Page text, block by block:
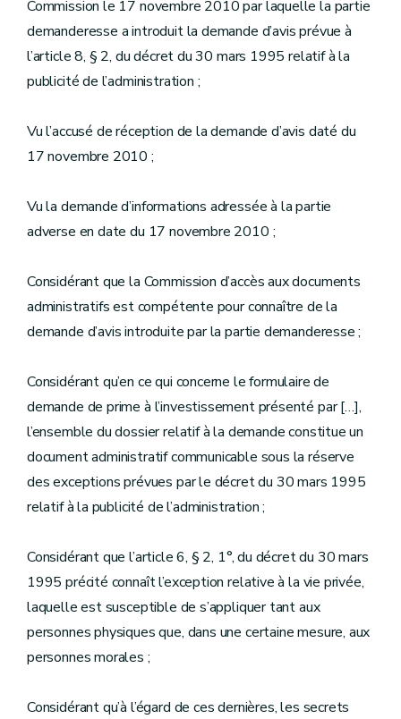
Commission le 17 novembre 2010 par laquelle la partie
demanderesse a introduit la demande d’avis prévue à
l’article 8, § 2, du décret du 30 mars 1995 relatif à la
publicité de l’administration ;
Vu l’accusé de réception de la demande d’avis daté du
17 novembre 2010 ;
Vu la demande d’informations adressée à la partie
adverse en date du 17 novembre 2010 ;
Considérant que la Commission d’accès aux documents
administratifs est compétente pour connaître de la
demande d’avis introduite par la partie demanderesse ;
Considérant qu’en ce qui concerne le formulaire de
demande de prime à l’investissement présenté par […],
l’ensemble du dossier relatif à la demande constitue un
document administratif communicable sous la réserve
des exceptions prévues par le décret du 30 mars 1995
relatif à la publicité de l’administration ;
Considérant que l’article 6, § 2, 1°, du décret du 30 mars
1995 précité connaît l’exception relative à la vie privée,
laquelle est susceptible de s’appliquer tant aux
personnes physiques que, dans une certaine mesure, aux
personnes morales ;
Considérant qu’à l’égard de ces dernières, les secrets